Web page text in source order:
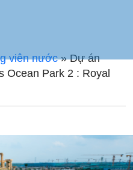
viên nước»Dự án
Ocean Park 2 : Royal